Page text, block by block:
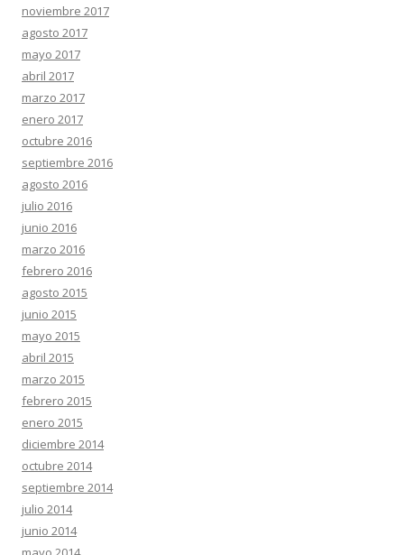
noviembre 2017
agosto 2017
mayo 2017
abril 2017
marzo 2017
enero 2017
octubre 2016
septiembre 2016
agosto 2016
julio 2016
junio 2016
marzo 2016
febrero 2016
agosto 2015
junio 2015
mayo 2015
abril 2015
marzo 2015
febrero 2015
enero 2015
diciembre 2014
octubre 2014
septiembre 2014
julio 2014
junio 2014